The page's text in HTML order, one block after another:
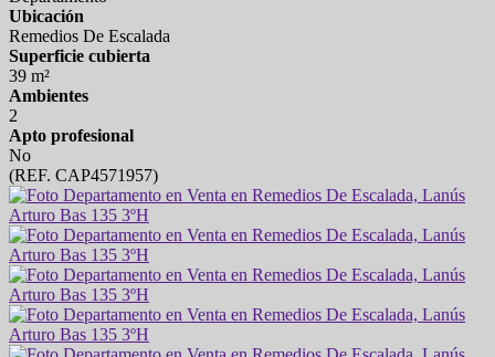
Ubicación
Remedios De Escalada
Superficie cubierta
39 m²
Ambientes
2
Apto profesional
No
(REF. CAP4571957)